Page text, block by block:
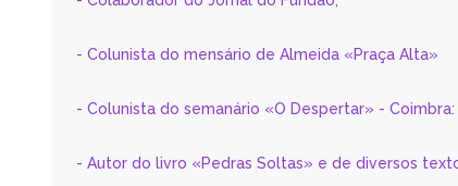
- Colunista do mensário de Almeida «Praça Alta»
- Colunista do semanário «O Despertar» - Coimbra:
- Autor do livro «Pedras Soltas» e de diversos